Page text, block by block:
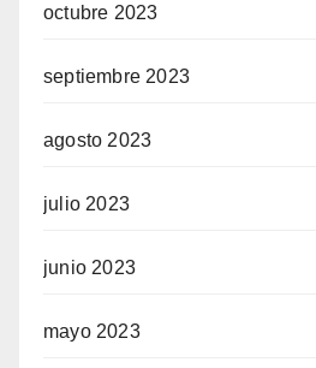
octubre 2023
septiembre 2023
agosto 2023
julio 2023
junio 2023
mayo 2023